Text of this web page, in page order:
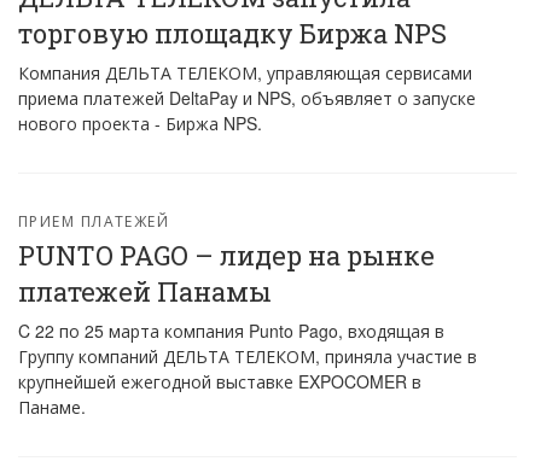
торговую площадку Биржа NPS
Компания ДЕЛЬТА ТЕЛЕКОМ, управляющая сервисами
приема платежей DeltaPay и NPS, объявляет о запуске
нового проекта - Биржа NPS.
ПРИЕМ ПЛАТЕЖЕЙ
PUNTO PAGO – лидер на рынке
платежей Панамы
C 22 по 25 марта компания Punto Pago, входящая в
Группу компаний ДЕЛЬТА ТЕЛЕКОМ, приняла участие в
крупнейшей ежегодной выставке EXPOCOMER в
Панаме.